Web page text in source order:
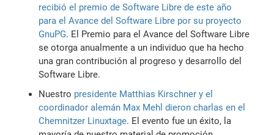
recibió el premio de Software Libre de este año
para el Avance del Software Libre por su proyecto
GnuPG. El Premio para el Avance del Software Libre
se otorga anualmente a un individuo que ha hecho
una gran contribución al progreso y desarrollo del
Software Libre.
Nuestro presidente Matthias Kirschner y el
coordinador alemán Max Mehl dieron charlas en el
Chemnitzer Linuxtage. El evento fue un éxito, la